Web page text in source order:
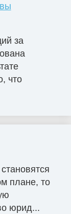
за
что
плане, то
юрид...